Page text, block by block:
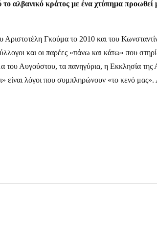
το αλβανικό κράτος με ένα χτύπημα
Αριστοτέλη Γκούμα το 2010 και του
και οι παρέες «πάνω και κάτω» που
του Αυγούστου, τα πανηγύρια, η Εκκλησία
είναι λόγοι που συμπληρώνουν «το κενό